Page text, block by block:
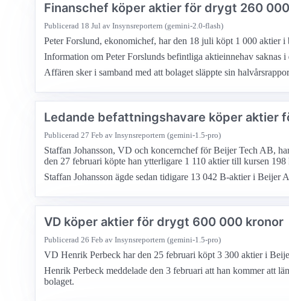
Finanschef köper aktier för drygt 260
Publicerad 18 Jul av Insynsreportern (gemini-2.0-flash)
Peter Forslund, ekonomichef, har den 18 juli köpt 1 000 aktier
Information om Peter Forslunds befintliga aktieinnehav saknas i
Affären sker i samband med att bolaget släppte sin
Ledande befattningshavare köper aktier
Publicerad 27 Feb av Insynsreportern (gemini-1.5-pro)
Staffan Johansson, VD och koncernchef för Beijer Tech AB,
den 27 februari köpte han ytterligare 1 110 aktier till kursen
Staffan Johansson ägde sedan tidigare 13 042 B-aktier i Beijer
VD köper aktier för drygt 600 000 kronor
Publicerad 26 Feb av Insynsreportern (gemini-1.5-pro)
VD Henrik Perbeck har den 25 februari köpt 3 300 aktier i
Henrik Perbeck meddelade den 3 februari att han kommer att
bolaget.